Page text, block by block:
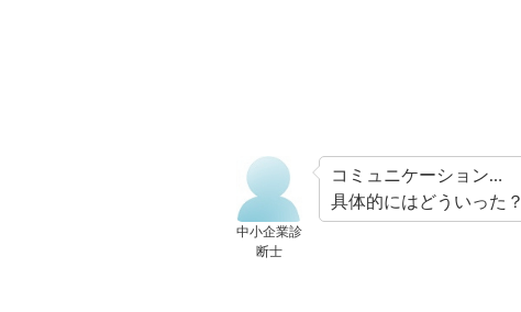
中小企業診
断士
コミュニケーション…
具体的にはどういった？